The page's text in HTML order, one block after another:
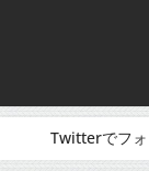
Twitterでフォ